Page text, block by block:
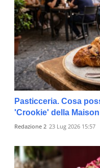
Pasticceria. Cosa
'Crookie' della
Redazione 2 23 Lug 2026 15:57